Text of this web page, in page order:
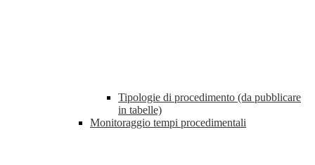
Tipologie di procedimento (da pubblicare
in tabelle)
Monitoraggio tempi procedimentali